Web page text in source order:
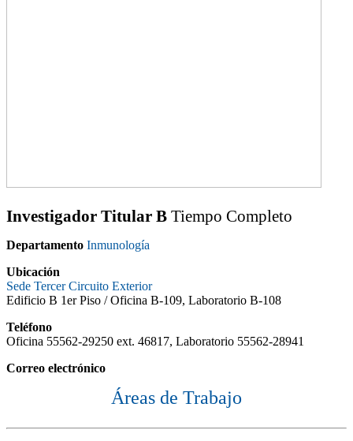
Investigador Titular B Tiempo Completo
Departamento Inmunología
Ubicación
Sede Tercer Circuito Exterior
Edificio B 1er Piso /Oficina B-109, Laboratorio B-108
Teléfono
Oficina 55562-29250 ext. 46817, Laboratorio 55562-28941
Correo electrónico
Áreas de Trabajo